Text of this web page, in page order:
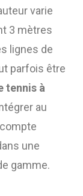
varie
3 mètres
lignes de
parfois être
tennis à
au
une
gamme.